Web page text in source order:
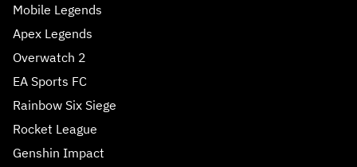
Mobile Legends
Apex Legends
Overwatch 2
EA Sports FC
Rainbow Six Siege
Rocket League
Genshin Impact